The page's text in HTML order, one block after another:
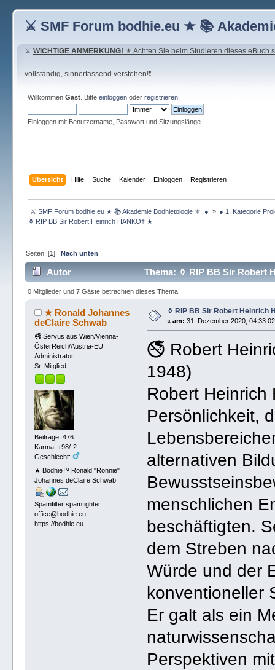
⚔ SMF Forum bodhie.eu ★ 📚
⚔ WICHTIGE ANMERKUNG! ⚜ Achten Sie beim Studieren dieses eBuch
vollständig, sinnerfassend verstehen!❗
Willkommen Gast. Bitte einloggenoder registrieren.
Einloggen mit Benutzername, Passwort und Sitzungslänge
Übersicht Hilfe Suche Kalender Einloggen Registrieren
⚔ SMF Forum bodhie.eu ★ 📚 Akademie Bodhietologie ⚜  ● » ● 1. Kategorie
⚱ RIP BB Sir Robert Heinrich HANKO† ★
Seiten: [1] Nach unten
Autor Thema: ⚱ RIP BB Sir Robert
0 Mitglieder und 7 Gäste betrachten dieses Thema.
★ Ronald Johannes
deClaire Schwab
🚭 Servus aus Wien/Vienna-
ÖsterReich/Austria-EU
Administrator
Sr. Mitglied
Beiträge: 476
Karma: +98/-2
Geschlecht:
★ Bodhie™ Ronald "Ronnie"
Johannes deClaire Schwab
Spamfilter spamfighter:
office@bodhie.eu
https://bodhie.eu
⚱ RIP BB Sir Robert Heinrich
« am: 31. Dezember 2020,
🚭 Robert
1948)
Robert Heinrich
Persönlichkeit,
alternativen
menschlichen
beschäftigten.
dem Streben
Würde und der
konventioneller
Er galt als ein
Perspektiven